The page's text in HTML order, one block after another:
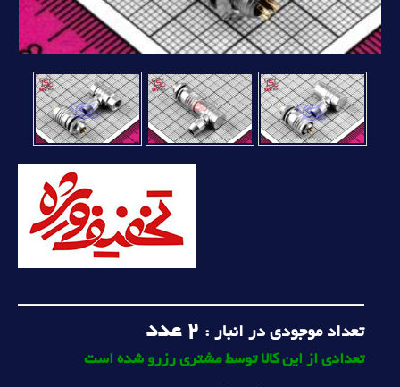
تعداد موجودی در انبار : 2 عدد
تعدادی از این کالا توسط مشتری رزرو شده است